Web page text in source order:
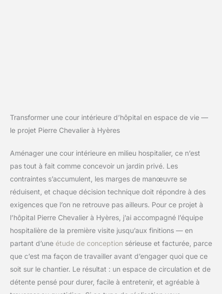
Transformer une cour intérieure d’hôpital en espace de vie —
le projet Pierre Chevalier à Hyères
Aménager une cour intérieure en milieu hospitalier, ce n’est
pas tout à fait comme concevoir un jardin privé. Les
contraintes s’accumulent, les marges de manœuvre se
réduisent, et chaque décision technique doit répondre à des
exigences que l’on ne retrouve pas ailleurs. Pour ce projet à
l’hôpital Pierre Chevalier à Hyères, j’ai accompagné l’équipe
hospitalière de la première visite jusqu’aux finitions — en
partant d’une étude de conception sérieuse et facturée, parce
que c’est ma façon de travailler avant d’engager quoi que ce
soit sur le chantier. Le résultat : un espace de circulation et de
détente pensé pour durer, facile à entretenir, et agréable à